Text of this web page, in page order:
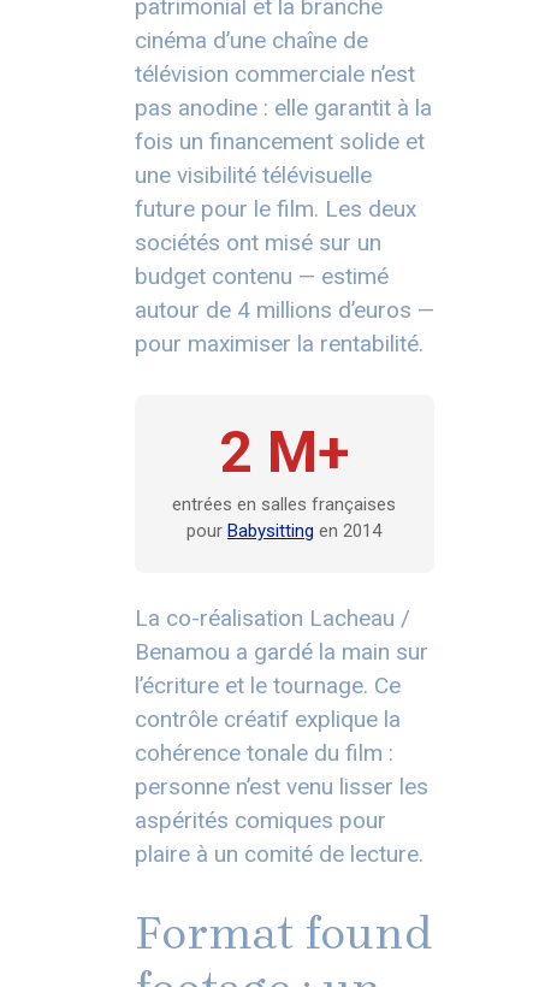
patrimonial et la branche
cinéma d’une chaîne de
télévision commerciale n’est
pas anodine : elle garantit à la
fois un financement solide et
une visibilité télévisuelle
future pour le film. Les deux
sociétés ont misé sur un
budget contenu — estimé
autour de 4 millions d’euros —
pour maximiser la rentabilité.
2 M+
entrées en salles françaises
pour Babysitting en 2014
La co-réalisation Lacheau /
Benamou a gardé la main sur
l’écriture et le tournage. Ce
contrôle créatif explique la
cohérence tonale du film :
personne n’est venu lisser les
aspérités comiques pour
plaire à un comité de lecture.
Format found